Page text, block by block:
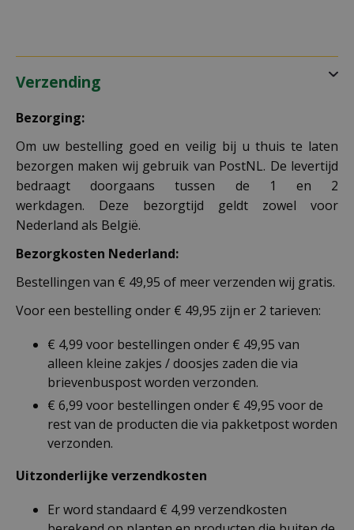
Verzending
Bezorging:
Om uw bestelling goed en veilig bij u thuis te laten
bezorgen maken wij gebruik van PostNL. De levertijd
bedraagt doorgaans tussen de 1 en 2
werkdagen. Deze bezorgtijd geldt zowel voor
Nederland als België.
Bezorgkosten Nederland:
Bestellingen van € 49,95 of meer verzenden wij gratis.
Voor een bestelling onder € 49,95 zijn er 2 tarieven:
€ 4,99 voor bestellingen onder € 49,95 van
alleen kleine zakjes / doosjes zaden die via
brievenbuspost worden verzonden.
€ 6,99 voor bestellingen onder € 49,95 voor de
rest van de producten die via pakketpost worden
verzonden.
Uitzonderlijke verzendkosten
Er word standaard € 4,99 verzendkosten